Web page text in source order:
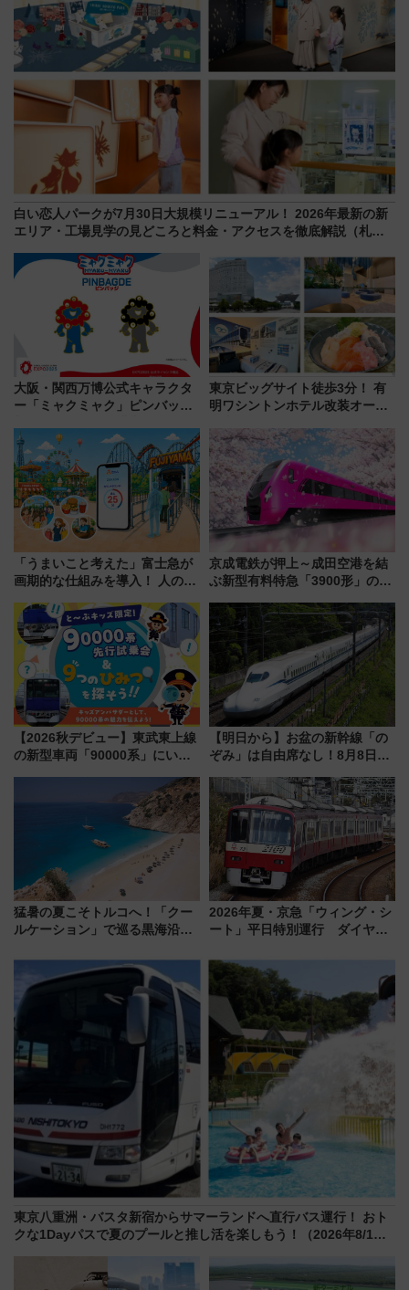
白い恋人パークが7月30日大規模リニューアル！ 2026年最新の新
エリア・工場見学の見どころと料金・アクセスを徹底解説（札幌
大阪・関西万博公式キャラクタ
ー「ミャクミャク」ピンバッジ
中旬発売
東京ビッグサイト徒歩3分！ 有
明ワシントンホテル改装オープ
客室」や海鮮丼が人気の朝食ビ
ュッフェを現地レポ
「うまいこと考えた」富士急が
画期的な仕組みを導入！ 人のか
ん」始動
京成電鉄が押上～成田空港を結
ぶ新型有料特急「3900形」のコ
募集も実施
【2026秋デビュー】東武東上線
の新型車両「90000系」にいち
向け先行試乗会でキッズアンバ
サダーになろう
【明日から】お盆の新幹線「の
ぞみ」は自由席なし！8月8日午
せば空きが見つかることも 混
雑避ける「空席」探しのコツ
猛暑の夏こそトルコへ！「クー
ルケーション」で巡る黒海沿岸
連検索数が前年比237％増、ナ
ショジオも認める『2026年に訪
れるべき世界の旅先』
2026年夏・京急「ウィング・シ
ート」平日特別運行 ダイヤ・
三浦海岸を堪能できるお出かけ
プランもご紹介
東京八重洲・バスタ新宿からサマーランドへ直行バス運行！ おト
クな1Dayパスで夏のプールと推し活を楽しもう！（2026年8/1～